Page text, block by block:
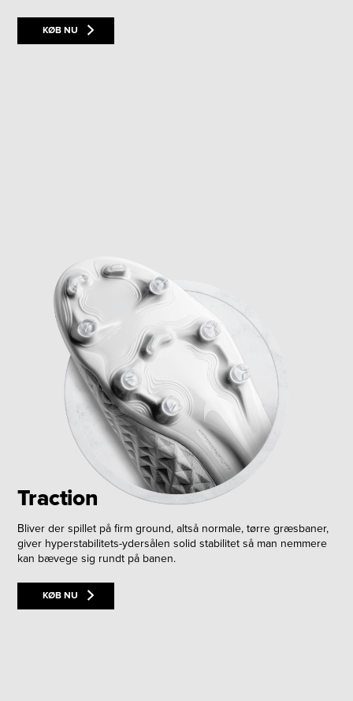
KØB NU
Traction
Bliver der spillet på firm ground, altså normale, tørre græsbaner,
giver hyperstabilitets-ydersålen solid stabilitet så man nemmere
kan bævege sig rundt på banen.
KØB NU